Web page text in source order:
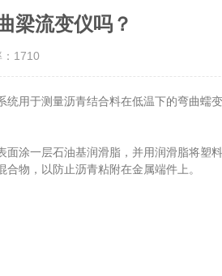
梁流变仪吗？
1710
用于测量沥青结合料在低温下的弯曲蠕
涂一层石油基润滑脂，并用润滑脂将塑
物，以防止沥青粘附在金属端件上。